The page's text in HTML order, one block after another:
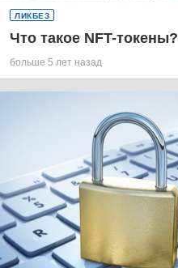
ЛИКБЕЗ
Что такое NFT-токены?
больше 5 лет назад